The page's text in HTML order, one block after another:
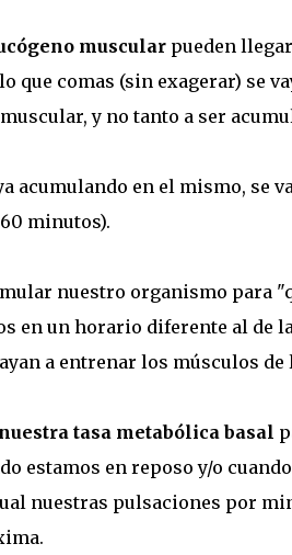
muscular pueden
que comas (sin exagerar) se
y no tanto a ser
acumulando en el mismo, se
minutos).
nuestro organismo para
en un horario diferente al de
a entrenar los músculos
tasa metabólica basal
estamos en reposo y/o
nuestras pulsaciones por